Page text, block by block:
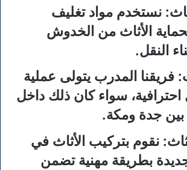
نستخدم مواد تغليف
الأثاث من الخدوش
النقل.
فريقنا المدرب يتولى عملية
احترافية، سواء كان ذلك داخل
بين جدة ومكة.
نقوم بتركيب الأثاث في
بطريقة مهنية تضمن